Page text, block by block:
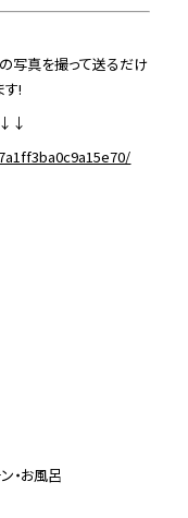
写真を撮って送るだけ
します!
・お風呂